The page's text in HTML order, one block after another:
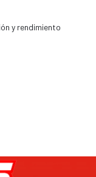
y rendimiento